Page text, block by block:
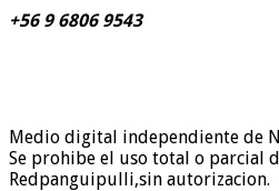
+56 9 6806 9543
Medio digital independiente de
Se prohibe el uso total o parcial
Redpanguipulli,sin autorizacion.